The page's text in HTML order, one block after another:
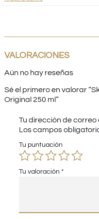
VALORACIONES
Aún no hay reseñas
Sé el primero en valorar
Original 250 ml”
Tu dirección de
Los campos
Tu puntuación
Tu valoración *